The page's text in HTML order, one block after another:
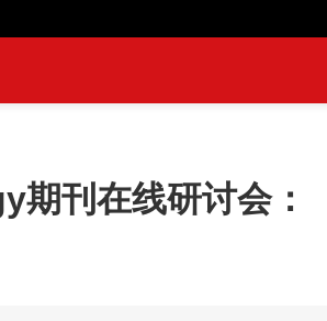
刊在线研讨会：